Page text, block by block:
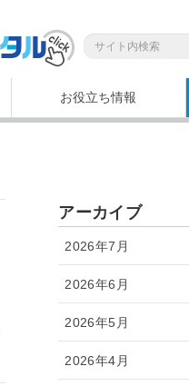
お役立ち情報
アーカイブ
2026年7月
2026年6月
2026年5月
2026年4月